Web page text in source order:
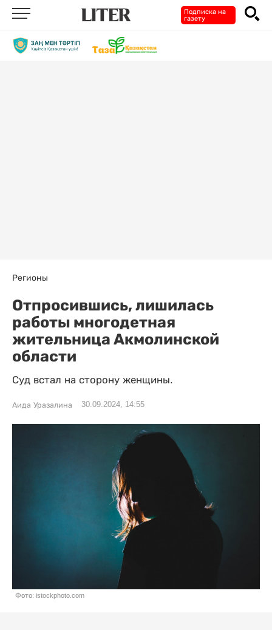
Подписка на
газету
Регионы
Отпросившись, лишилась
работы многодетная
жительница Акмолинской
области
Суд встал на сторону женщины.
Аида Уразалина 30.09.2024, 14:55
Фото: istockphoto.com